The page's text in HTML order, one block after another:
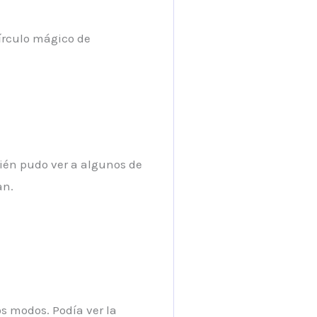
mágico de
pudo ver a algunos de
modos. Podía ver la